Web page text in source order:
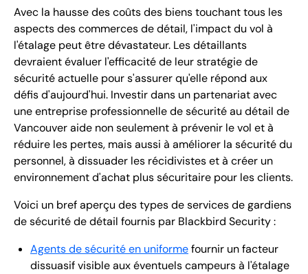
Avec la hausse des coûts des biens touchant tous les
aspects des commerces de détail, l'impact du vol à
l'étalage peut être dévastateur. Les détaillants
devraient évaluer l'efficacité de leur stratégie de
sécurité actuelle pour s'assurer qu'elle répond aux
défis d'aujourd'hui. Investir dans un partenariat avec
une entreprise professionnelle de sécurité au détail de
Vancouver aide non seulement à prévenir le vol et à
réduire les pertes, mais aussi à améliorer la sécurité du
personnel, à dissuader les récidivistes et à créer un
environnement d'achat plus sécuritaire pour les clients.
Voici un bref aperçu des types de services de gardiens
de sécurité de détail fournis par Blackbird Security :
Agents de sécurité en uniformefournir un facteur
dissuasif visible aux éventuels campeurs à l'étalage